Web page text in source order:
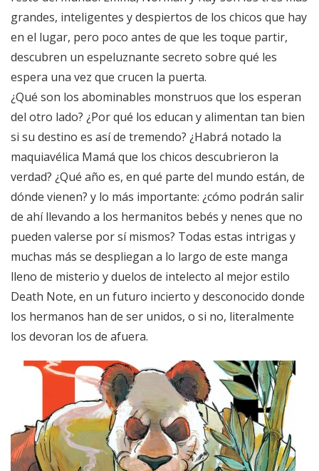
grandes, inteligentes y despiertos de los chicos que hay
en el lugar, pero poco antes de que les toque partir,
descubren un espeluznante secreto sobre qué les
espera una vez que crucen la puerta.
¿Qué son los abominables monstruos que los esperan
del otro lado? ¿Por qué los educan y alimentan tan bien
si su destino es así de tremendo? ¿Habrá notado la
maquiavélica Mamá que los chicos descubrieron la
verdad? ¿Qué año es, en qué parte del mundo están, de
dónde vienen? y lo más importante: ¿cómo podrán salir
de ahí llevando a los hermanitos bebés y nenes que no
pueden valerse por sí mismos? Todas estas intrigas y
muchas más se despliegan a lo largo de este manga
lleno de misterio y duelos de intelecto al mejor estilo
Death Note, en un futuro incierto y desconocido donde
los hermanos han de ser unidos, o si no, literalmente
los devoran los de afuera.